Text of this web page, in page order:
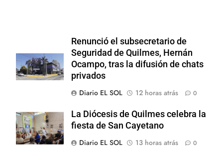
Renunció el subsecretario de
Seguridad de Quilmes, Hernán
Ocampo, tras la difusión de chats
privados
Diario EL SOL
12 horas atrás 0
La Diócesis de Quilmes celebra la
fiesta de San Cayetano
Diario EL SOL
13 horas atrás 0